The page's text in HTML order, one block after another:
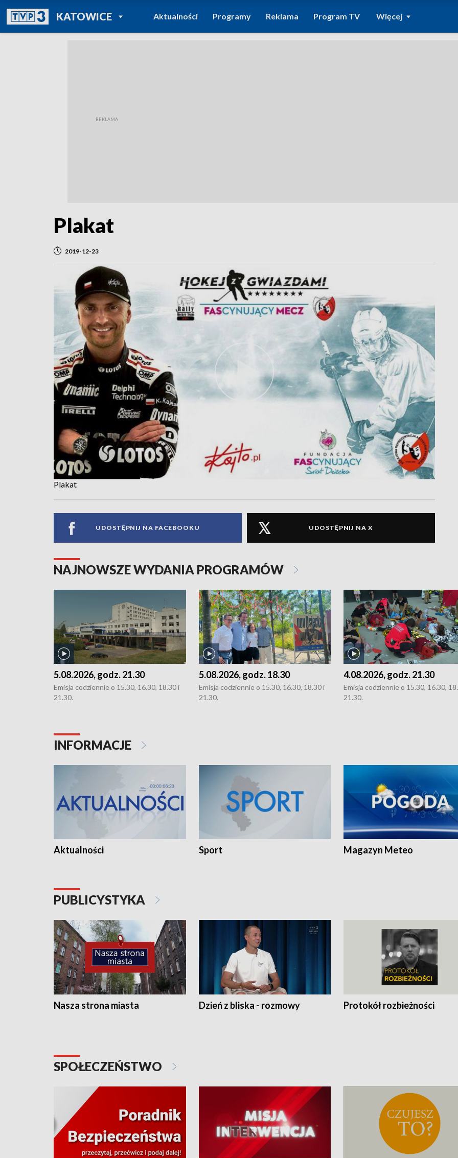
KATOWICEPOWRÓT DO
TVP REGIONY
Aktualności Programy Reklama Program TV Więcej
Plakat
2019-12-23
Plakat
UDOSTĘPNIJ NA FACEBOOKU UDOSTĘPNIJ NA X
NAJNOWSZE WYDANIA PROGRAMÓW
5.08.2026, godz. 21.30
Emisja codziennie o 15.30, 16.30, 18.30 i
21.30.
5.08.2026, godz. 18.30
Emisja codziennie o 15.30, 16.30, 18.30 i
21.30.
4.08.2026, godz. 21.30
Emisja codziennie o 15.30, 16.30,
21.30.
INFORMACJE
Aktualności Sport Magazyn Meteo
PUBLICYSTYKA
Nasza strona miasta Dzień z bliska - rozmowy Protokół rozbieżności
SPOŁECZEŃSTWO